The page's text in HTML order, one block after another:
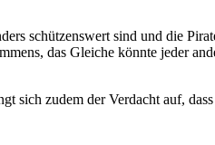
schützenswert sind und die
das Gleiche könnte jeder
sich zudem der Verdacht auf,